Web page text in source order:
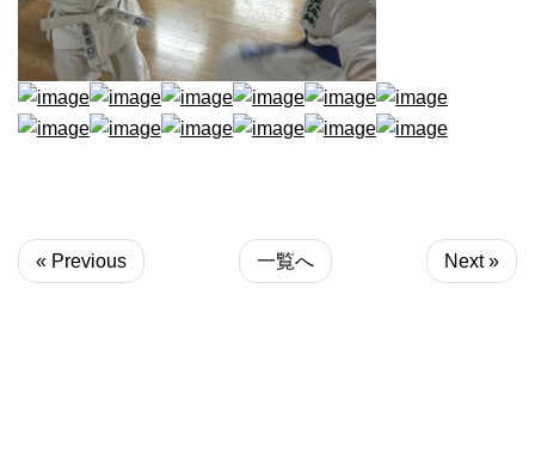
« Previous 一覧へ Next »